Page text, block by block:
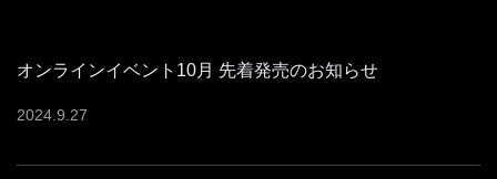
オンラインイベント10月 先着発売のお知らせ
2024 9 27